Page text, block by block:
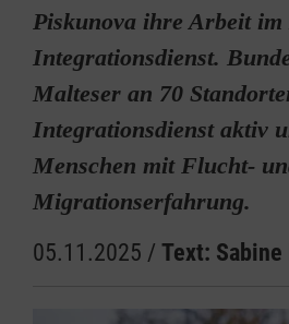
Piskunova ihre Arbeit im
Integrationsdienst.
Malteser an 70
Integrationsdienst aktiv
Menschen mit Flucht-
Migrationserfahrung.
05.11.2025 / Text: Sabine